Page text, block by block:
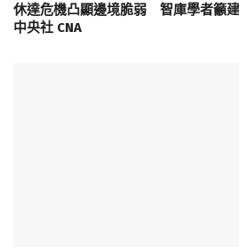
休達危機凸顯邊境脆弱 智庫學者籲
中央社 CNA